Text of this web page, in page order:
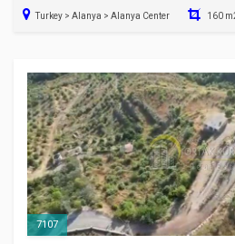
Turkey > Alanya > Alanya Center 160
7107